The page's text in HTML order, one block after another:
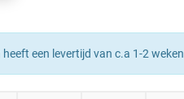
een levertijd van c.a 1-2 weken